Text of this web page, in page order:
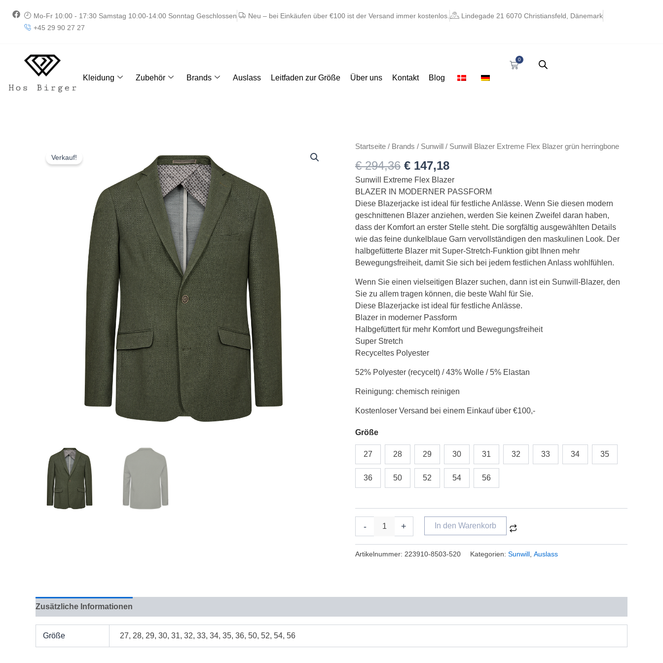
Inhalt
springen
F
a
Mo-Fr 10:00 - 17:30 Samstag 10:00-14:00 Sonntag Geschlossen Neu – bei Einkäufen über €100 ist der Versand immer kostenlos.
Lindegade 21 6070 Christiansfeld, Dänemark
+45 29 90 27 27
Kleidung Zubehör Brands Auslass Leitfaden zur Größe Über uns Kontakt Blog
0
Warenkorb
Verkauf!
Startseite / Brands / Sunwill / Sunwill Blazer Extreme Flex Blazer grün herringbone
€294,36
Ursprünglicher
war:
€ 294,36
€ 147,18
Aktueller
ist:
€ 147,18.
Sunwill Extreme Flex Blazer
BLAZER IN MODERNER PASSFORM
Diese Blazerjacke ist ideal für festliche Anlässe. Wenn Sie diesen modern
geschnittenen Blazer anziehen, werden Sie keinen Zweifel daran haben,
dass der Komfort an erster Stelle steht. Die sorgfältig ausgewählten Details
wie das feine dunkelblaue Garn vervollständigen den maskulinen Look. Der
halbgefütterte Blazer mit Super-Stretch-Funktion gibt Ihnen mehr
Bewegungsfreiheit, damit Sie sich bei jedem festlichen Anlass wohlfühlen.
Wenn Sie einen vielseitigen Blazer suchen, dann ist ein Sunwill-Blazer, den
Sie zu allem tragen können, die beste Wahl für Sie.
Diese Blazerjacke ist ideal für festliche Anlässe.
Blazer in moderner Passform
Halbgefüttert für mehr Komfort und Bewegungsfreiheit
Super Stretch
Recyceltes Polyester
52% Polyester (recycelt) / 43% Wolle / 5% Elastan
Reinigung: chemisch reinigen
Kostenloser Versand bei einem Einkauf über €100,-
Größe
27 28 29 30 31 32 33 34 35
36 50 52 54 56
-
Sunwill
extreme
flex
blazer
grøn
sildeben
Menge
+ In den Warenkorb
Artikelnummer: 223910-8503-520 Kategorien: Sunwill Auslass
Zusätzliche Informationen
Größe 27, 28, 29, 30, 31, 32, 33, 34, 35, 36, 50, 52, 54, 56